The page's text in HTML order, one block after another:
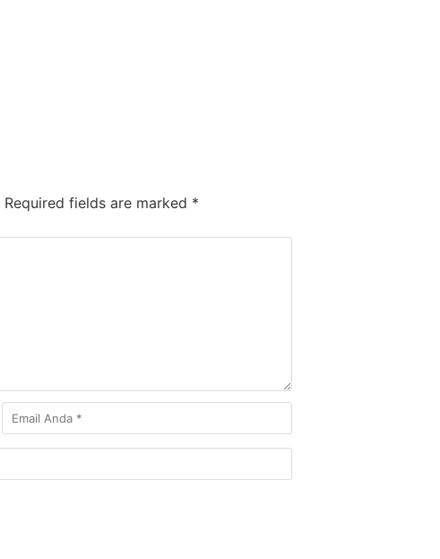
Required fields are marked *